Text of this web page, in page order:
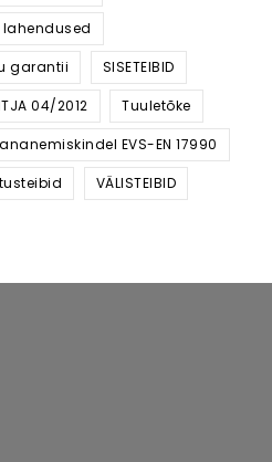
lahendused
garantii SISETEIBID
04/2012 Tuuletõke
EVS-EN 17990
VÄLISTEIBID